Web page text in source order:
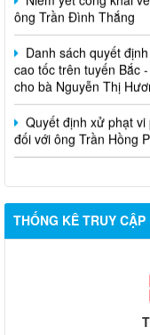
ông Trần Đình Thắng
Danh sách quyết
cao tốc trên tuyến Bắc
cho bà Nguyễn Thị
Quyết định xử phạt vi
đối với ông Trần Hồng
THỐNG KÊ TRUY CẬP